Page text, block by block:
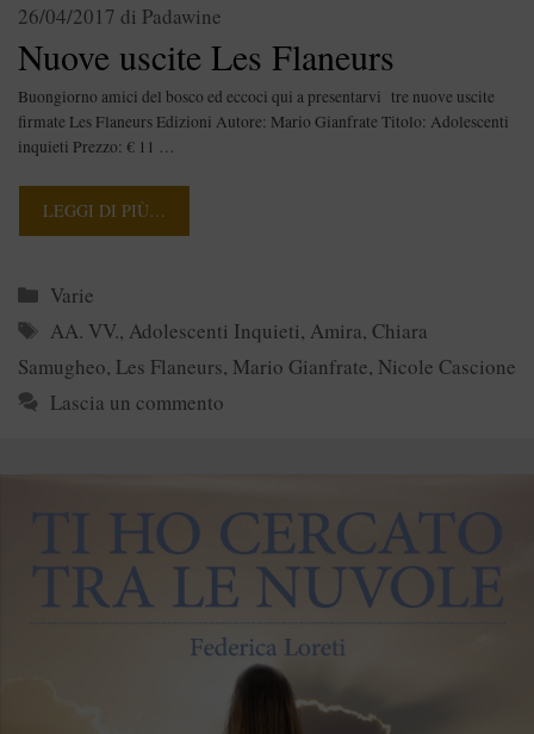
Nuove uscite Les Flaneurs
26/04/2017 di Padawine
Buongiorno amici del bosco ed eccoci qui a presentarvi tre nuove uscite
firmate Les Flaneurs Edizioni Autore: Mario Gianfrate Titolo: Adolescenti
inquieti Prezzo: € 11 …
LEGGI DI PIÙ…
Categorie
Varie
Tag
AA. VV., Adolescenti Inquieti, Amira,Chiara
Samugheo, Les Flaneurs, Mario Gianfrate, Nicole Cascione
Lascia un commento